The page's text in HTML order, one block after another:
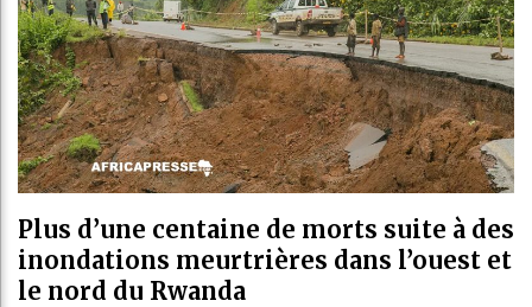
Bénin :
Aliko
Plus d’une centaine de morts suite à des
inondations meurtrières dans l’ouest et
le nord du Rwanda